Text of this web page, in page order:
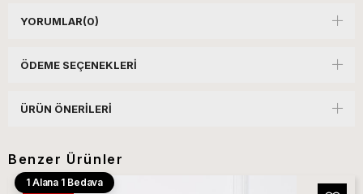
YORUMLAR(0)
ÖDEME SEÇENEKLERI
ÜRÜN ÖNERILERI
Benzer Ürünler
1 Alana 1 Bedava